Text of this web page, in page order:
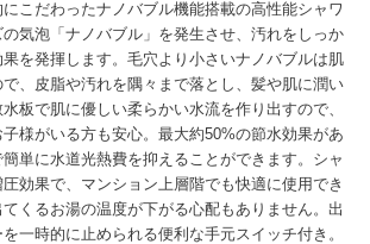
こだわったナノバブル機能搭載の高性能シャワ
気泡「ナノバブル」を発生させ、汚れをしっか
を発揮します。毛穴より小さいナノバブルは肌
、皮脂や汚れを隅々まで落とし、髪や肌に潤い
板で肌に優しい柔らかい水流を作り出すので、
様がいる方も安心。最大約50%の節水効果があ
単に水道光熱費を抑えることができます。シャ
効果で、マンション上層階でも快適に使用でき
くるお湯の温度が下がる心配もありません。出
一時的に止められる便利な手元スイッチ付き。